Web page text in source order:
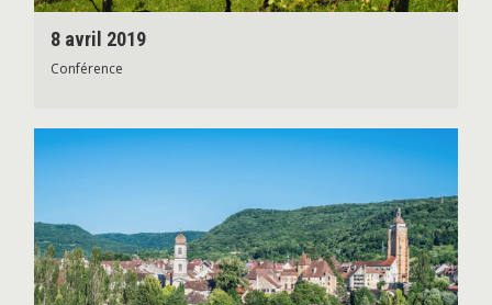
8 avril 2019
Conférence